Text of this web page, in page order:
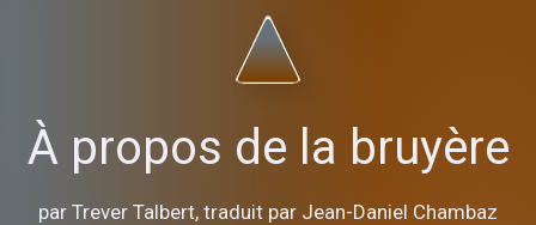
À propos de la bruyère
par Trever Talbert, traduit par Jean-Daniel Chambaz